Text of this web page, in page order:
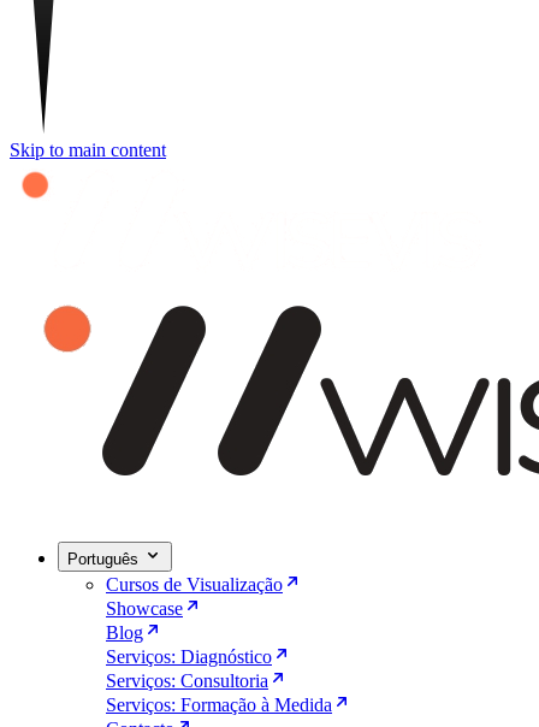
Skip to main content
Português
Cursos de Visualização
Showcase
Blog
Serviços: Diagnóstico
Serviços: Consultoria
Serviços: Formação à Medida